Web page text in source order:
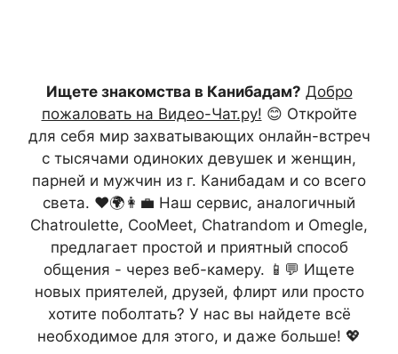
Ищете знакомства в Канибадам? Добро
пожаловать на Видео-Чат.ру! 😊 Откройте
для себя мир захватывающих онлайн-встреч
с тысячами одиноких девушек и женщин,
парней и мужчин из г. Канибадам и со всего
света. ❤️🌍👩‍💼 Наш сервис, аналогичный
Chatroulette, CooMeet, Chatrandom и Omegle,
предлагает простой и приятный способ
общения - через веб-камеру. 📱💬 Ищете
новых приятелей, друзей, флирт или просто
хотите поболтать? У нас вы найдете всё
необходимое для этого, и даже больше! 💖